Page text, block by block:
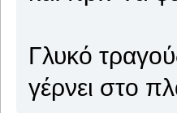
Γλυκό
γέρνει στο